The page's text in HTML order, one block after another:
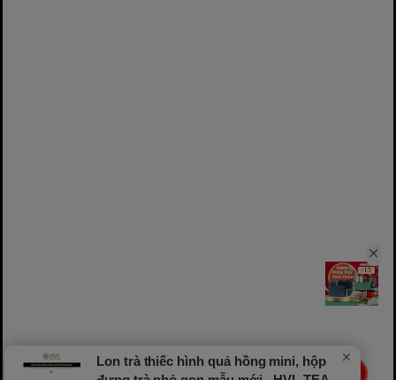
Lon trà thiếc hình quả hồng mini, hộp